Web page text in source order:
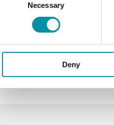
Necessary
Deny
di movimento wireless